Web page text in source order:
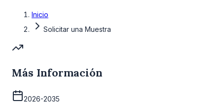
Inicio
Solicitar una Muestra
Más Información
2026-2035